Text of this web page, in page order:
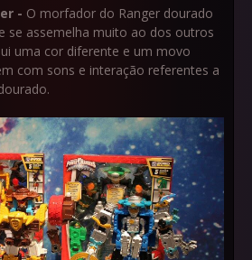
- O morfador do Ranger dourado
se assemelha muito ao dos outros
uma cor diferente e um movo
com sons e interação referentes a